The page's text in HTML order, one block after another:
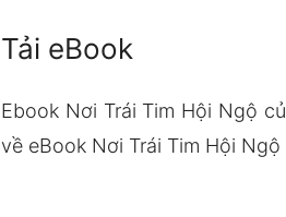
Tải eBook
Ebook Nơi Trái Tim Hội Ngộ
về eBook Nơi Trái Tim Hội